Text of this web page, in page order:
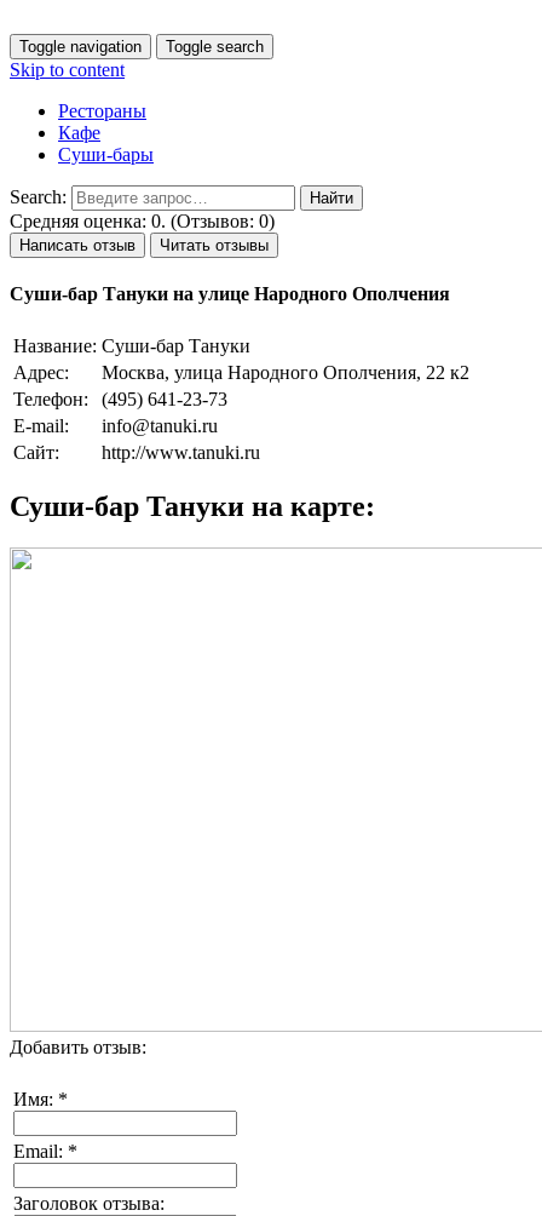
Toggle navigation Toggle search
Skip to content
Рестораны
Кафе
Суши-бары
Search:
Средняя оценка: 0. (Отзывов: 0)
Написать отзыв Читать отзывы
Суши-бар Тануки на улице Народного Ополчения
Название: Суши-бар Тануки
Адрес:
Москва, улица Народного Ополчения, 22 к2
Телефон:
(495) 641-23-73
E-mail:
info@tanuki.ru
Сайт:
http://www.tanuki.ru
Суши-бар Тануки на карте:
Добавить отзыв:
Имя: *
Email: *
Заголовок отзыва: